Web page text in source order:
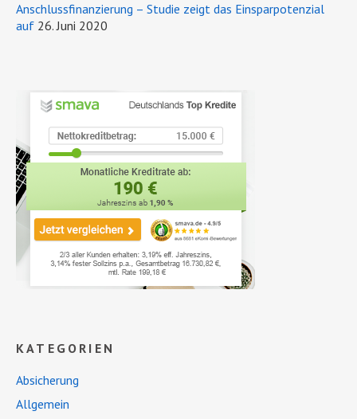
Anschlussfinanzierung – Studie zeigt das Einsparpotenzial
auf 26. Juni 2020
KATEGORIEN
Absicherung
Allgemein